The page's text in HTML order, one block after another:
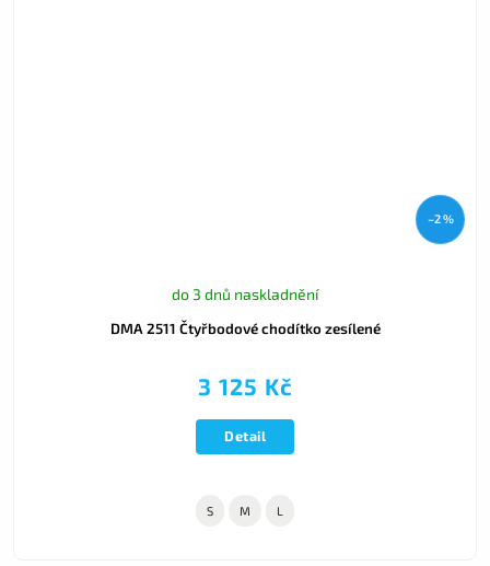
–2 %
DMA 2511 Čtyřbodové chodítko zesílené
do 3 dnů naskladnění
3 125 Kč
Detail
S M L